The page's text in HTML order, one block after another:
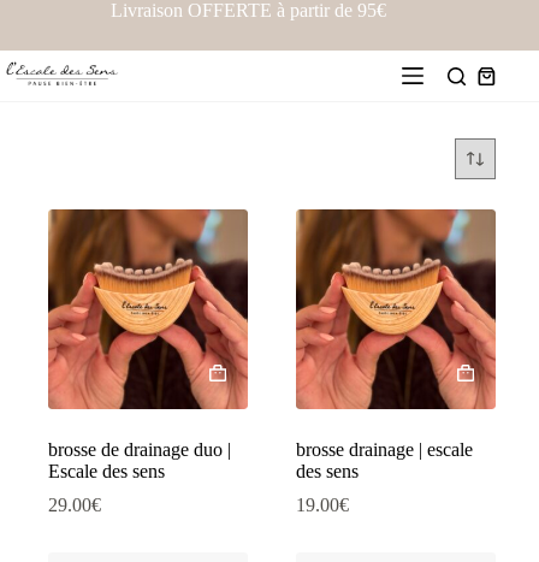
Livraison OFFERTE à partir de 95€
brosse de drainage duo |
Escale des sens
29.00€
brosse drainage | escale
des sens
19.00€